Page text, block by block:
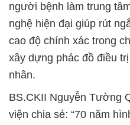
người bệnh làm trung
nghệ hiện đại giúp rút
cao độ chính xác trong
xây dựng phác đồ điều
nhân.
BS.CKII Nguyễn Tường
viện chia sẻ: “70 năm